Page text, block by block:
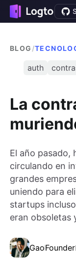
BLOG /
auth
La
El año pasado,
circulando en
grandes
uniendo para
startups
eran obsoletas
GaoFounder